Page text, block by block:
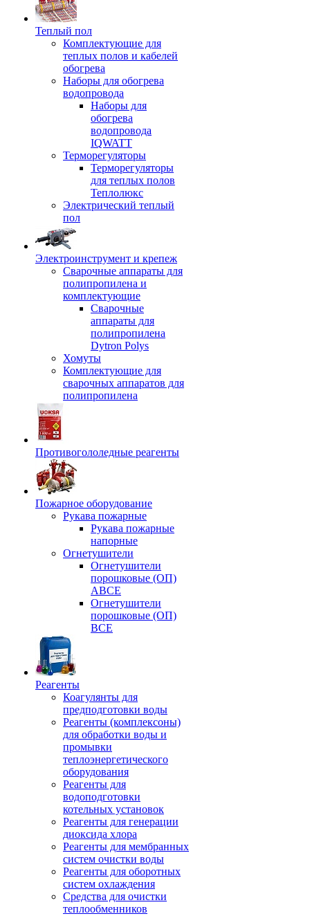
Теплый пол
Комплектующие для
теплых полов и кабелей
обогрева
Наборы для обогрева
водопровода
Наборы для
обогрева
водопровода
IQWATT
Терморегуляторы
Терморегуляторы
для теплых полов
Теплолюкс
Электрический теплый
пол
Электроинструмент и крепеж
Сварочные аппараты для
полипропилена и
комплектующие
Сварочные
аппараты для
полипропилена
Dytron Polys
Хомуты
Комплектующие для
сварочных аппаратов для
полипропилена
Противогололедные реагенты
Пожарное оборудование
Рукава пожарные
Рукава пожарные
напорные
Огнетушители
Огнетушители
порошковые (ОП)
АВСЕ
Огнетушители
порошковые (ОП)
ВСЕ
Реагенты
Коагулянты для
предподготовки воды
Реагенты (комплексоны)
для обработки воды и
промывки
теплоэнергетического
оборудования
Реагенты для
водоподготовки
котельных установок
Реагенты для генерации
диоксида хлора
Реагенты для мембранных
систем очистки воды
Реагенты для оборотных
систем охлаждения
Средства для очистки
теплообменников